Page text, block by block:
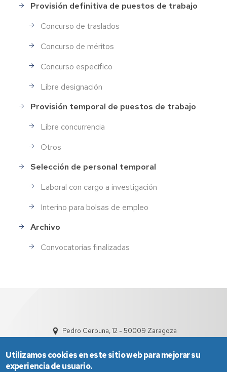
Provisión definitiva de puestos de trabajo
Concurso de traslados
Concurso de méritos
Concurso específico
Libre designación
Provisión temporal de puestos de trabajo
Libre concurrencia
Otros
Selección de personal temporal
Laboral con cargo a investigación
Interino para bolsas de empleo
Archivo
Convocatorias finalizadas
Pedro Cerbuna, 12 - 50009 Zaragoza
Utilizamos cookies en este sitio web para mejorar su
experiencia de usuario.